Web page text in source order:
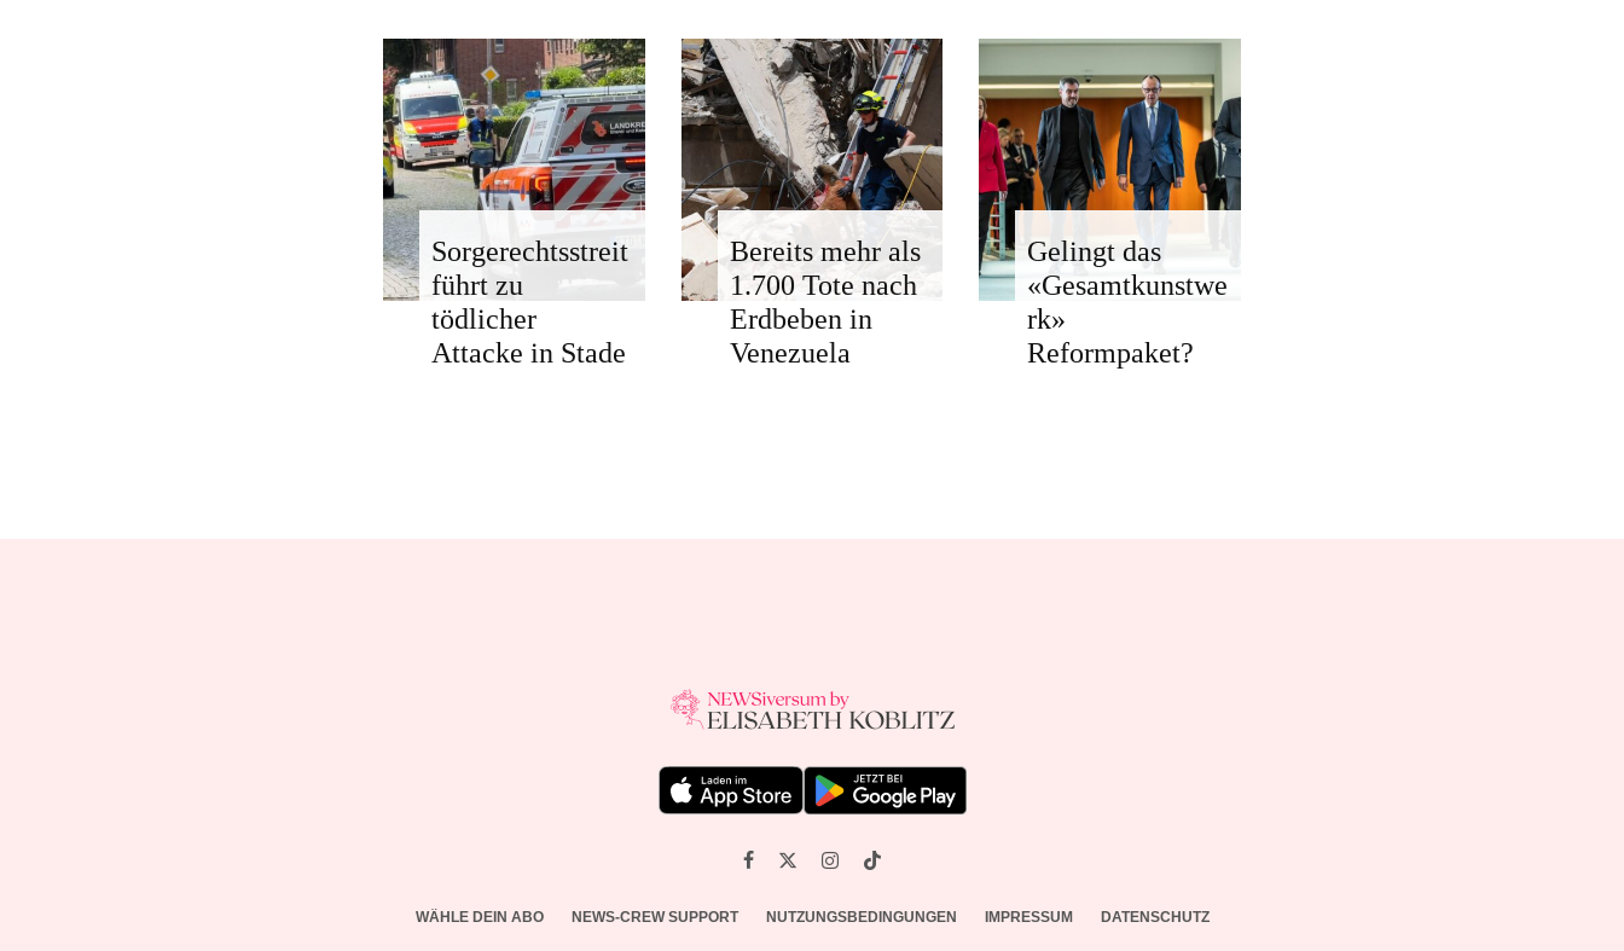
Sorgerechtsstreit
führt zu
tödlicher
Attacke in Stade
Bereits mehr als
1.700 Tote nach
Erdbeben in
Venezuela
Gelingt das
«Gesamtkunstwe
rk»
Reformpaket?
WÄHLE DEIN ABO NEWS-CREW SUPPORT NUTZUNGSBEDINGUNGEN IMPRESSUM DATENSCHUTZ